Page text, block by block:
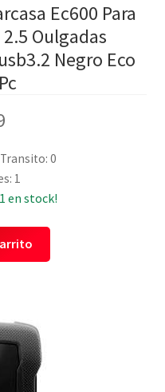
Ec600 Para
Oulgadas
Negro Eco
Transito: 0
1
en stock!